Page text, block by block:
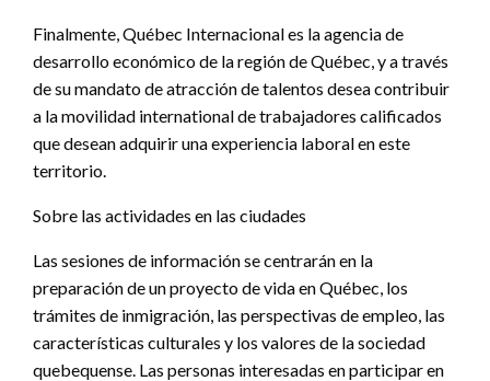
Finalmente, Québec Internacional es la agencia de
desarrollo económico de la región de Québec, y a través
de su mandato de atracción de talentos desea contribuir
a la movilidad international de trabajadores calificados
que desean adquirir una experiencia laboral en este
territorio.
Sobre las actividades en las ciudades
Las sesiones de información se centrarán en la
preparación de un proyecto de vida en Québec, los
trámites de inmigración, las perspectivas de empleo, las
características culturales y los valores de la sociedad
quebequense. Las personas interesadas en participar en